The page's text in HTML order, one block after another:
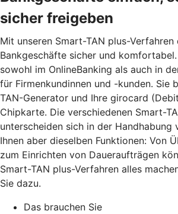
sicher freigeben
Mit unseren Smart-TAN plus-Verfahren
Bankgeschäfte sicher und
sowohl im OnlineBanking als auch in
für Firmenkundinnen und -kunden. Sie
TAN-Generator und Ihre girocard
Chipkarte. Die verschiedenen Smart-
unterscheiden sich in der Handhabung
Ihnen aber dieselben Funktionen: Von
zum Einrichten von Daueraufträgen
Smart-TAN plus-Verfahren alles
Sie dazu.
Das brauchen Sie